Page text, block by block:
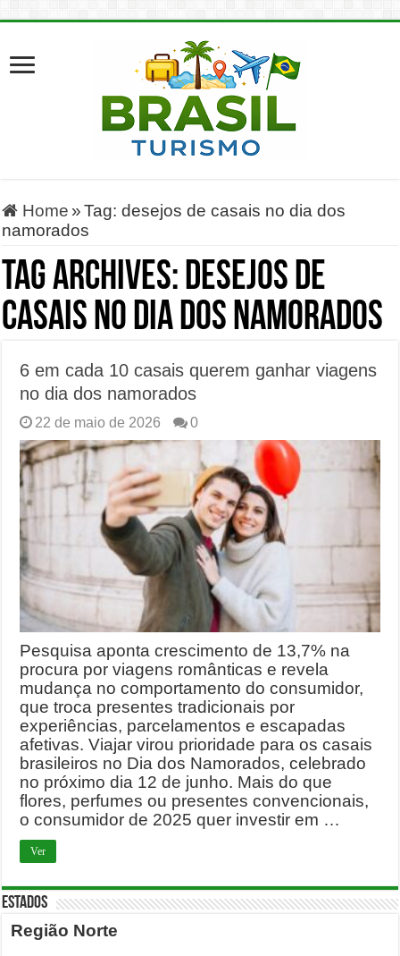
Home » Tag:desejos de casais no dia dos
namorados
Tag Archives: desejos de
casais no dia dos namorados
6 em cada 10 casais querem ganhar viagens
no dia dos namorados
22 de maio de 2026 0
Pesquisa aponta crescimento de 13,7% na
procura por viagens românticas e revela
mudança no comportamento do consumidor,
que troca presentes tradicionais por
experiências, parcelamentos e escapadas
afetivas. Viajar virou prioridade para os casais
brasileiros no Dia dos Namorados, celebrado
no próximo dia 12 de junho. Mais do que
flores, perfumes ou presentes convencionais,
o consumidor de 2025 quer investir em …
Ver
ESTADOS
Região Norte